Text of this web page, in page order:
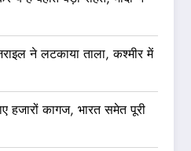
ने लटकाया ताला, कश्मीर में
हजारों कागज, भारत समेत पूरी